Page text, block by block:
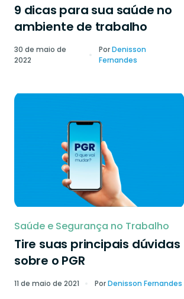
9 dicas para sua saúde no
ambiente de trabalho
30 de maio de
2022
PorDenisson
Fernandes
Saúde e Segurança no Trabalho
Tire suas principais dúvidas
sobre o PGR
11 de maio de 2021 PorDenisson Fernandes